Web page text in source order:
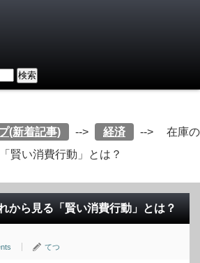
(新着記事) --> 経済 -->
在庫の
賢い消費行動」とは？
から見る「賢い消費行動」とは？
てつ